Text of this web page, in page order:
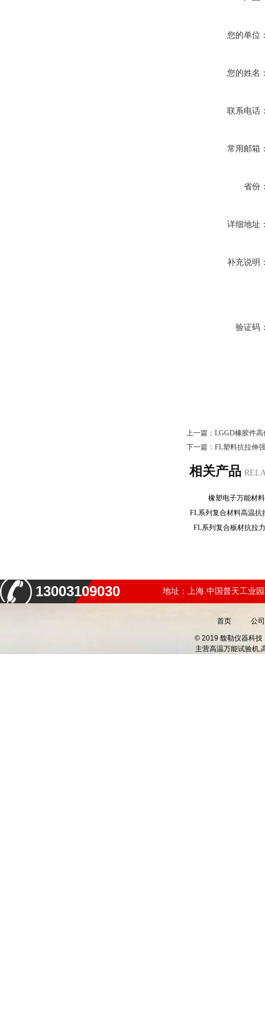
您的单位
您的姓名
联系电话
常用邮箱
省份
详细地址
补充说明
验证码
上一篇： LGGD橡胶件
下一篇： FL塑料抗拉伸
相关产品
橡塑电子万能材
FL系列复合材料高温
FL系列复合板材抗拉
13003109030 地址：上海.中国普天工业
首页 公
© 2019 馥勒仪器科技
主营高温万能试验机,